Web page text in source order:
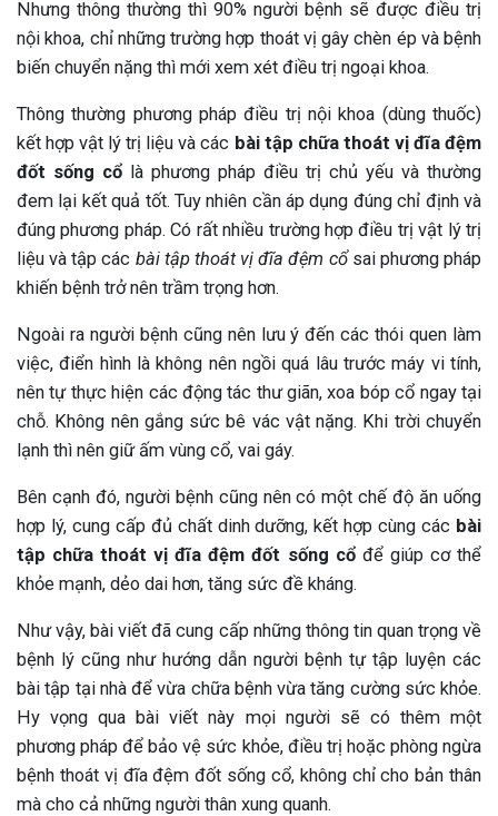
Nhưng thông thường thì 90% người bệnh sẽ được điều trị
nội khoa, chỉ những trường hợp thoát vị gây chèn ép và bệnh
biến chuyển nặng thì mới xem xét điều trị ngoại khoa.
Thông thường phương pháp điều trị nội khoa (dùng thuốc)
kết hợp vật lý trị liệu và các bài tập chữa thoát vị đĩa đệm
đốt sống cổ là phương pháp điều trị chủ yếu và thường
đem lại kết quả tốt. Tuy nhiên cần áp dụng đúng chỉ định và
đúng phương pháp. Có rất nhiều trường hợp điều trị vật lý trị
liệu và tập các bài tập thoát vị đĩa đệm cổsai phương pháp
khiến bệnh trở nên trầm trọng hơn.
Ngoài ra người bệnh cũng nên lưu ý đến các thói quen làm
việc, điển hình là không nên ngồi quá lâu trước máy vi tính,
nên tự thực hiện các động tác thư giãn, xoa bóp cổ ngay tại
chỗ. Không nên gắng sức bê vác vật nặng. Khi trời chuyển
lạnh thì nên giữ ấm vùng cổ, vai gáy.
Bên cạnh đó, người bệnh cũng nên có một chế độ ăn uống
hợp lý, cung cấp đủ chất dinh dưỡng, kết hợp cùng các bài
tập chữa thoát vị đĩa đệm đốt sống cổ để giúp cơ thể
khỏe mạnh, dẻo dai hơn, tăng sức đề kháng.
Như vậy, bài viết đã cung cấp những thông tin quan trọng về
bệnh lý cũng như hướng dẫn người bệnh tự tập luyện các
bài tập tại nhà để vừa chữa bệnh vừa tăng cường sức khỏe.
Hy vọng qua bài viết này mọi người sẽ có thêm một
phương pháp để bảo vệ sức khỏe, điều trị hoặc phòng ngừa
bệnh thoát vị đĩa đệm đốt sống cổ, không chỉ cho bản thân
mà cho cả những người thân xung quanh.